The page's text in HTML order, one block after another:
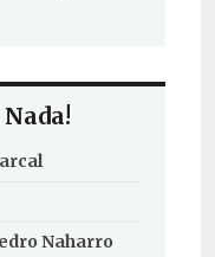
Nada!
Naharro